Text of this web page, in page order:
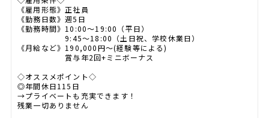
《雇用形態》正社員
《勤務日数》週5日
《勤務時間》10:00～19:00（平日）
9:45～18:00（土日祝、学校休業日）
《月給など》190,000円～(経験等による)
賞与年2回+ミニボーナス
◇オススメポイント◇
◎年間休日115日
→プライベートも充実できます！
残業一切ありません